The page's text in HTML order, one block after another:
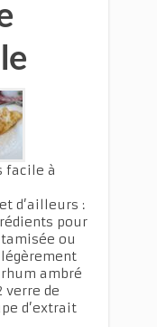
facile à
d’ailleurs :
pour
ou
ambré
verre de
d’extrait